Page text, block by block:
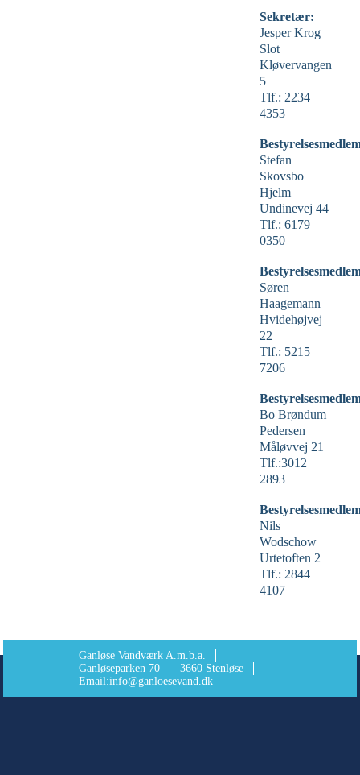
Sekretær:
Jesper Krog
Slot
Kløvervangen
5
Tlf.: 2234
4353
Stefan
Skovsbo
Hjelm
Undinevej 44
Tlf.: 6179
0350
Søren
Haagemann
Hvidehøjvej
22
Tlf.: 5215
7206
Bo Brøndum
Pedersen
Måløvvej 21
Tlf.:3012
2893
Nils
Wodschow
Urtetoften 2
Tlf.: 2844
4107
Ganløse Vandværk A.m.b.a.
Ganløseparken 70
3660 Stenløse
Email:info@ganloesevand.dk